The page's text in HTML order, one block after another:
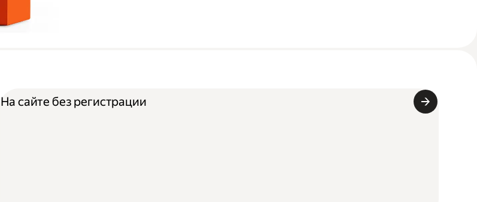
На сайте без регистрации